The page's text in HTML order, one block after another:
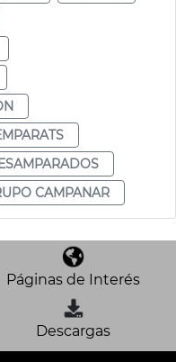
CAMPANAR
Páginas de Interés
Descargas